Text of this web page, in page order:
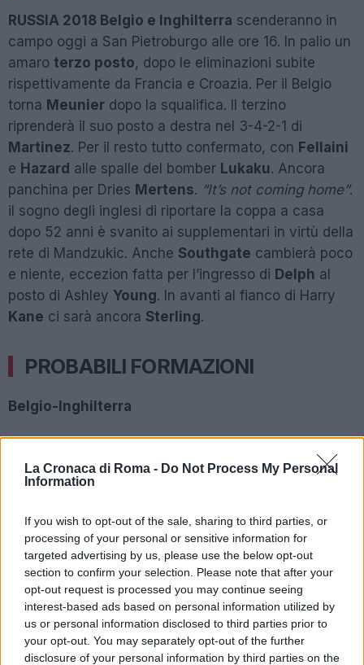
La Cronaca di Roma - Do Not Process My Personal
Information
If you wish to opt-out of the sale, sharing to third parties, or
processing of your personal or sensitive information for
targeted advertising by us, please use the below opt-out
section to confirm your selection. Please note that after your
opt-out request is processed you may continue seeing
interest-based ads based on personal information utilized by
us or personal information disclosed to third parties prior to
your opt-out. You may separately opt-out of the further
disclosure of your personal information by third parties on the
RUSSIA 2018 Belgio e Inghilterra scenderanno in
campo oggi a San Pietroburgo alle ore 16. In palio un
amaro terzo posto, dopo le eliminazioni subite
rispettivamente da Francia e Croazia. Per il Belgio
torna Meunier dopo la squalifica. Il terzino
riprenderà il suo posto a destra nel 3-4-2-1 di
Martinez. Per il resto tutto confermato, con Fellaini
e Hazard alle spalle del bomber Lukaku. Ancora
panchina per Dries Mertens. “It’s not coming home”.
il sogno degli inglesi di riportare la coppa a casa
dopo 52 anni è svanito ai supplementari in virtù della
rete di Mandzukic. Anche Southgate cambierà poco
e niente, eccezion fatta per l’ingresso di Delph al
posto di Ashley Young. In avanti al fianco di Harry
Kane ci sarà ancora Sterling.
PROBABILI FORMAZIONI
Belgio-Inghilterra
Alderweireld; Chadli, Witsel, De Bruyne, Meunier;
Fellaini, Hazard; Lukaku.
Hazard T., Tielemans, Dembele, Mertens, Januzaj
Batshuayi.CT:Roberto Martinez.
INGHILTERRA: (3-5-2):Pickford, Walker, Stones,
Maguire; Trippier, Alli, Henderson, Lingard, Delph;
Sterling, Kane.A disposizione:Butland, Pope, Rose,
Cahill, Jones, Young, Alexander-Arnold, Dier, Loftus-